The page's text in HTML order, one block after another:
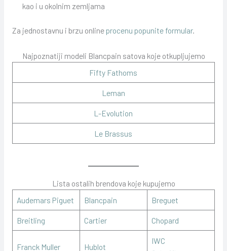
kao i u okolnim zemljama
Za jednostavnu i brzu online procenu popunite formular.
Najpoznatiji modeli Blancpain satova koje otkupljujemo
Fifty Fathoms
Leman
L-Evolution
Le Brassus
Lista ostalih brendova koje kupujemo
Audemars Piguet
Blancpain Breguet
Breitling Cartier Chopard
Franck Muller Hublot
IWC